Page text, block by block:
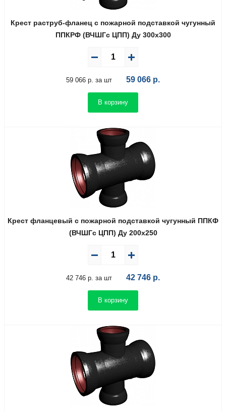
Крест раструб-фланец с пожарной подставкой чугунный
ППКРФ (ВЧШГс ЦПП) Ду 300х300
59 066 р. за шт 59 066 р.
В корзину
Крест фланцевый с пожарной подставкой чугунный ППКФ
(ВЧШГс ЦПП) Ду 200х250
42 746 р. за шт 42 746 р.
В корзину